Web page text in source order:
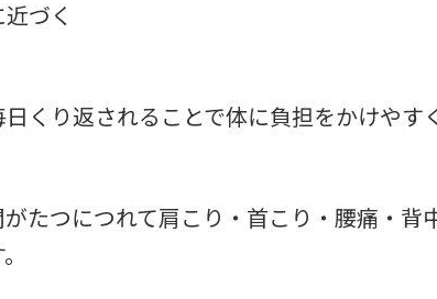
づく
くり返されることで体に負担をかけやす
たつにつれて肩こり・首こり・腰痛・背